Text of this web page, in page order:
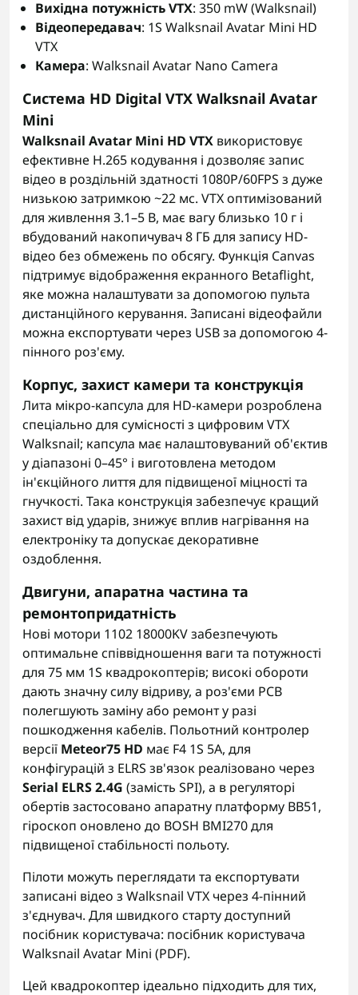
Вихідна потужність VTX: 350 mW (Walksnail)
Відеопередавач: 1S Walksnail Avatar Mini HD
VTX
Камера: Walksnail Avatar Nano Camera
Система HD Digital VTX Walksnail Avatar
Mini
Walksnail Avatar Mini HD VTX використовує
ефективне H.265 кодування і дозволяє запис
відео в роздільній здатності 1080P/60FPS з дуже
низькою затримкою ~22 мс. VTX оптимізований
для живлення 3.1–5 В, має вагу близько 10 г і
вбудований накопичувач 8 ГБ для запису HD-
відео без обмежень по обсягу. Функція Canvas
підтримує відображення екранного Betaflight,
яке можна налаштувати за допомогою пульта
дистанційного керування. Записані відеофайли
можна експортувати через USB за допомогою 4-
пінного роз'єму.
Корпус, захист камери та конструкція
Лита мікро-капсула для HD-камери розроблена
спеціально для сумісності з цифровим VTX
Walksnail; капсула має налаштовуваний об'єктив
у діапазоні 0–45° і виготовлена методом
ін'єкційного лиття для підвищеної міцності та
гнучкості. Така конструкція забезпечує кращий
захист від ударів, знижує вплив нагрівання на
електроніку та допускає декоративне
оздоблення.
Двигуни, апаратна частина та
ремонтопридатність
Нові мотори 1102 18000KV забезпечують
оптимальне співвідношення ваги та потужності
для 75 мм 1S квадрокоптерів; високі обороти
дають значну силу відриву, а роз'єми PCB
полегшують заміну або ремонт у разі
пошкодження кабелів. Польотний контролер
версії Meteor75 HD має F4 1S 5A, для
конфігурацій з ELRS зв'язок реалізовано через
Serial ELRS 2.4G (замість SPI), а в регуляторі
обертів застосовано апаратну платформу BB51,
гіроскоп оновлено до BOSH BMI270 для
підвищеної стабільності польоту.
Пілоти можуть переглядати та експортувати
записані відео з Walksnail VTX через 4-пінний
з'єднувач. Для швидкого старту доступний
посібник користувача: посібник користувача
Walksnail Avatar Mini (PDF).
Цей квадрокоптер ідеально підходить для тих,